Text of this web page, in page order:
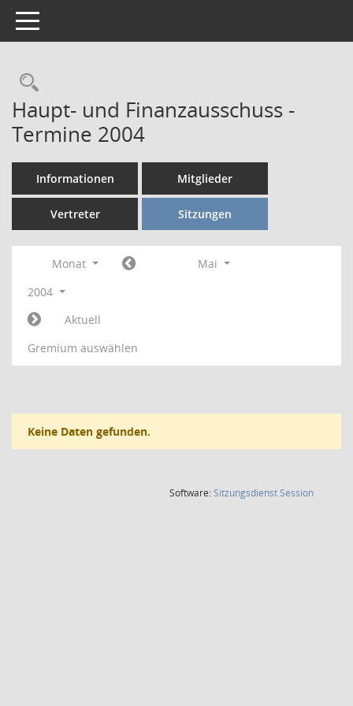
Toggle navigation
Rechercheauswahl
Haupt- und Finanzausschuss -
Termine 2004
Informationen Mitglieder
Vertreter Sitzungen
Monat
Mai
2004
Aktuell
Gremium auswählen
Keine Daten gefunden.
Software:SitzungsdienstSession(Wird in